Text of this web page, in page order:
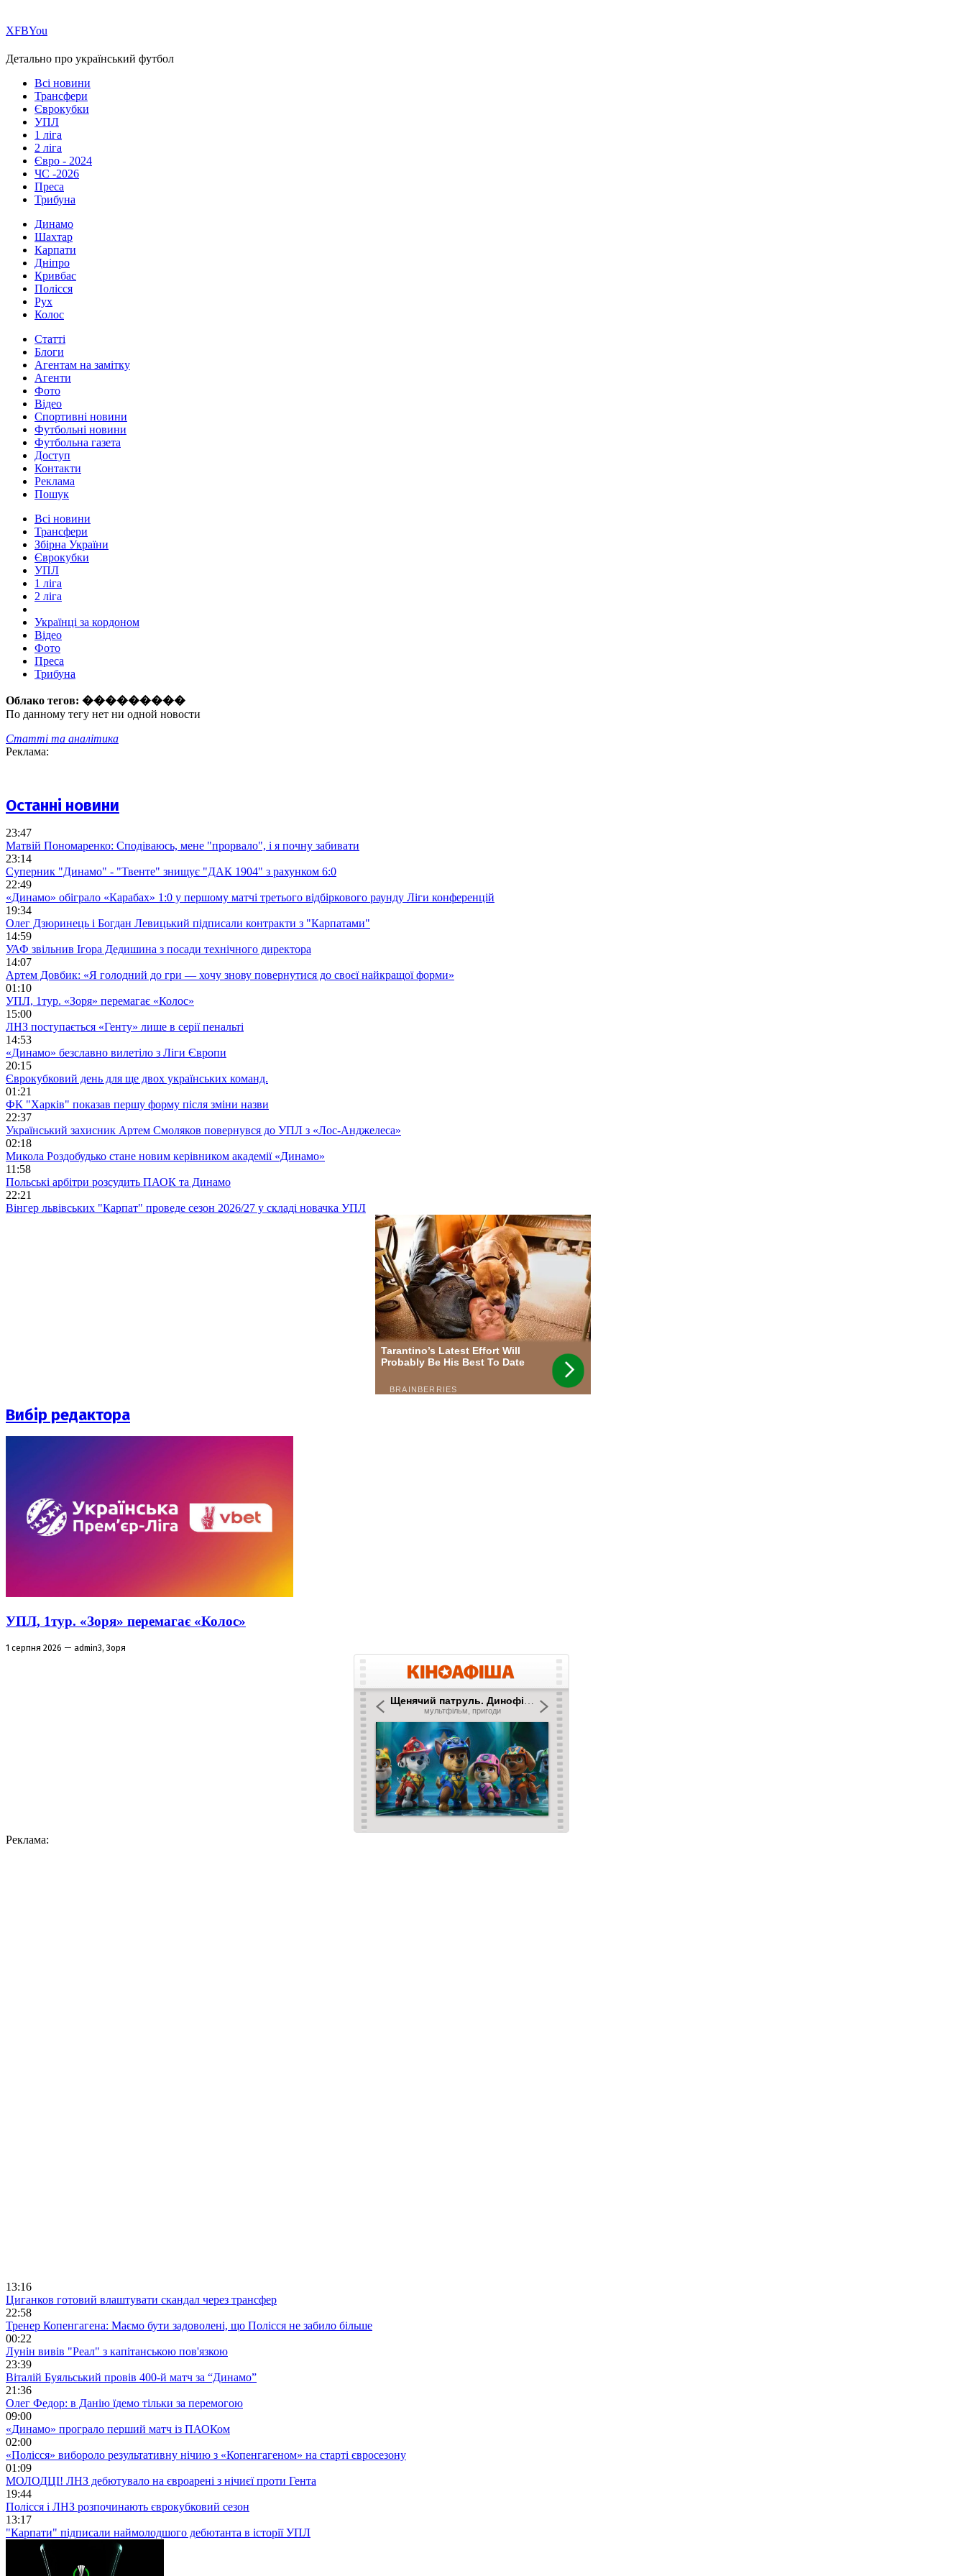
ХFBYou
Детально про український футбол
Всі новини
Трансфери
Єврокубки
УПЛ
1 ліга
2 ліга
Євро - 2024
ЧС -2026
Преса
Трибуна
Динамо
Шахтар
Карпати
Дніпро
Кривбас
Полісся
Рух
Колос
Статті
Блоги
Агентам на замітку
Агенти
Фото
Відео
Спортивні новини
Футбольні новини
Футбольна газета
Доступ
Контакти
Реклама
Пошук
Всі новини
Трансфери
Збірна України
Єврокубки
УПЛ
1 ліга
2 ліга
Українці за кордоном
Відео
Фото
Преса
Трибуна
Облако тегов: ���������
По данному тегу нет ни одной новости
Статті та аналітика
Реклама:
Останні новини
23:47
Матвій Пономаренко: Сподіваюсь, мене "прорвало", і я почну забивати
23:14
Суперник "Динамо" - "Твенте" знищує "ДАК 1904" з рахунком 6:0
22:49
«Динамо» обіграло «Карабах» 1:0 у першому матчі третього відбіркового раунду Ліги конференцій
19:34
Олег Дзюринець і Богдан Левицький підписали контракти з "Карпатами"
14:59
УАФ звільнив Ігора Дедишина з посади технічного директора
14:07
Артем Довбик: «Я голодний до гри — хочу знову повернутися до своєї найкращої форми»
01:10
УПЛ, 1тур. «Зоря» перемагає «Колос»
15:00
ЛНЗ поступається «Генту» лише в серії пенальті
14:53
«Динамо» безславно вилетіло з Ліги Європи
20:15
Єврокубковий день для ще двох українських команд.
01:21
ФК "Харків" показав першу форму після зміни назви
22:37
Український захисник Артем Смоляков повернувся до УПЛ з «Лос-Анджелеса»
02:18
Микола Роздобудько стане новим керівником академії «Динамо»
11:58
Польські арбітри розсудить ПАОК та Динамо
22:21
Вінгер львівських "Карпат" проведе сезон 2026/27 у складі новачка УПЛ
Вибір редактора
УПЛ, 1тур. «Зоря» перемагає «Колос»
1 серпня 2026 — admin3, Зоря
Реклама:
13:16
Циганков готовий влаштувати скандал через трансфер
22:58
Тренер Копенгагена: Маємо бути задоволені, що Полісся не забило більше
00:22
Лунін вивів "Реал" з капітанською пов'язкою
23:39
Віталій Буяльський провів 400-й матч за “Динамо”
21:36
Олег Федор: в Данію їдемо тільки за перемогою
09:00
«Динамо» програло перший матч із ПАОКом
02:00
«Полісся» вибороло результативну нічию з «Копенгагеном» на старті євросезону
01:09
МОЛОДЦІ! ЛНЗ дебютувало на євроарені з нічиєї проти Гента
19:44
Полісся і ЛНЗ розпочинають єврокубковий сезон
13:17
"Карпати" підписали наймолодшого дебютанта в історії УПЛ